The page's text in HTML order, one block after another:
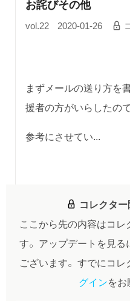
お詫びその他
vol.22 2020-01-26
まずメールの送り方を
援者の方がいらしたの
参考にさせてい...
コレクタ
ここから先の内容はコ
す。 アップデートを見
ございます。 すでにコレ
グインをお